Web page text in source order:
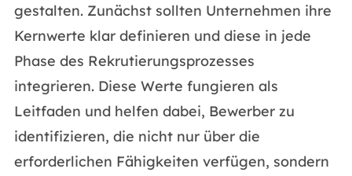
gestalten. Zunächst sollten Unternehmen ihre
Kernwerte klar definieren und diese in jede
Phase des Rekrutierungsprozesses
integrieren. Diese Werte fungieren als
Leitfaden und helfen dabei, Bewerber zu
identifizieren, die nicht nur über die
erforderlichen Fähigkeiten verfügen, sondern